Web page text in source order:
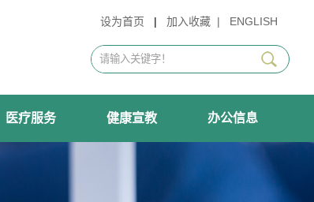
设为首页 | 加入收藏 | ENGLISH
医疗服务 健康宣教 办公信息